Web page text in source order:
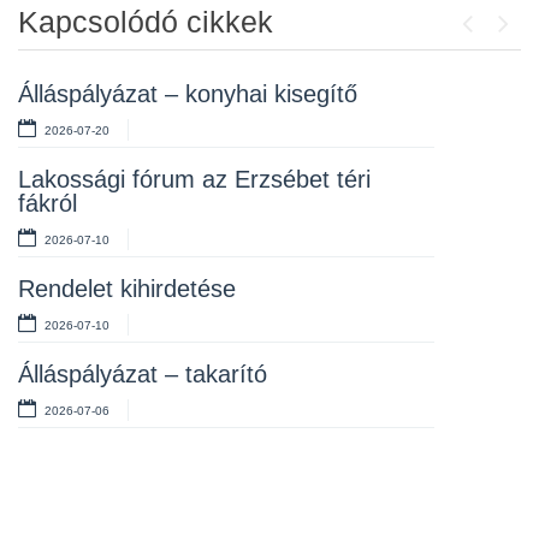
Kapcsolódó cikkek
Első fokú vízkorlátozás elrendelése
Igazgatási szünet – zárva lesz a
hivatal
Tájékoztatás a tanévkezdési
Álláspályázat – konyhai kisegítő
2026-07-20
Lakossági fórum az Erzsébet téri
fákról
2026-07-10
Rendelet kihirdetése
2026-07-10
Álláspályázat – takarító
2026-07-06